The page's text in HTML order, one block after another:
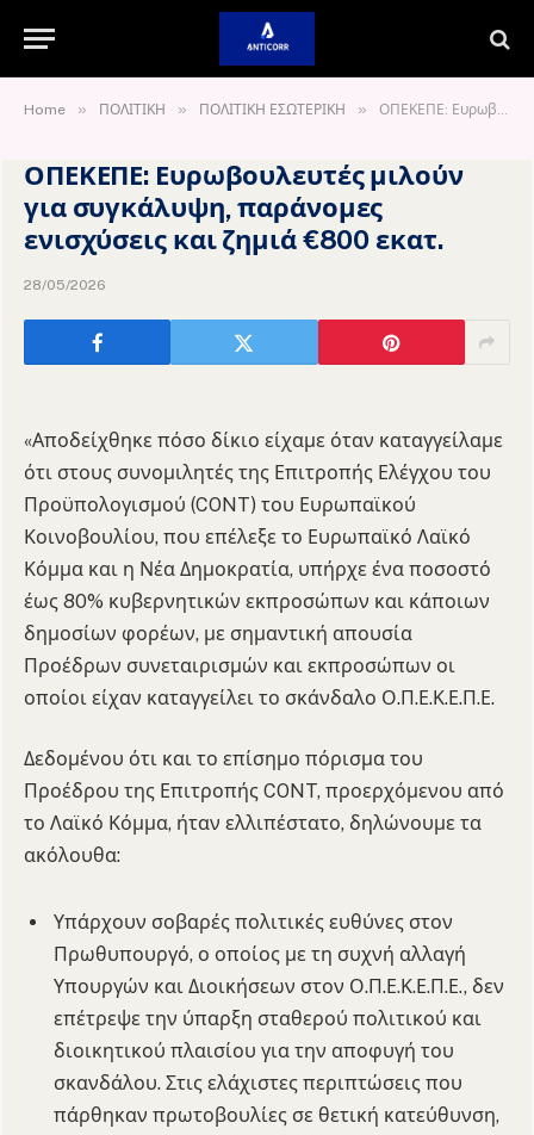
Home » ΠΟΛΙΤΙΚΗ » ΠΟΛΙΤΙΚΗ ΕΣΩΤΕΡΙΚΗ » ΟΠΕΚΕΠΕ: Ευρωβουλευτές μιλούν για συγκάλυψη, παράνομες ενισχύσεις και ζημιά €800 εκατ.
ΟΠΕΚΕΠΕ: Ευρωβουλευτές μιλούν
για συγκάλυψη, παράνομες
ενισχύσεις και ζημιά €800 εκατ.
28/05/2026
«Αποδείχθηκε πόσο δίκιο είχαμε όταν καταγγείλαμε
ότι στους συνομιλητές της Επιτροπής Ελέγχου του
Προϋπολογισμού (CONT) του Ευρωπαϊκού
Κοινοβουλίου, που επέλεξε το Ευρωπαϊκό Λαϊκό
Κόμμα και η Νέα Δημοκρατία, υπήρχε ένα ποσοστό
έως 80% κυβερνητικών εκπροσώπων και κάποιων
δημοσίων φορέων, με σημαντική απουσία
Προέδρων συνεταιρισμών και εκπροσώπων οι
οποίοι είχαν καταγγείλει το σκάνδαλο Ο.Π.Ε.Κ.Ε.Π.Ε.
Δεδομένου ότι και το επίσημο πόρισμα του
Προέδρου της Επιτροπής CONT, προερχόμενου από
το Λαϊκό Κόμμα, ήταν ελλιπέστατο, δηλώνουμε τα
ακόλουθα:
Υπάρχουν σοβαρές πολιτικές ευθύνες στον
Πρωθυπουργό, ο οποίος με τη συχνή αλλαγή
Υπουργών και Διοικήσεων στον Ο.Π.Ε.Κ.Ε.Π.Ε., δεν
επέτρεψε την ύπαρξη σταθερού πολιτικού και
διοικητικού πλαισίου για την αποφυγή του
σκανδάλου. Στις ελάχιστες περιπτώσεις που
πάρθηκαν πρωτοβουλίες σε θετική κατεύθυνση,